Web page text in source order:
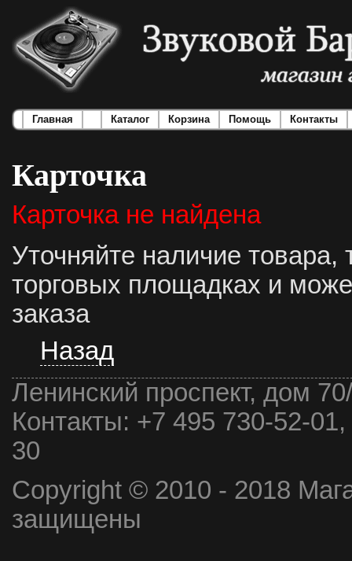
Главная Каталог Корзина Помощь Контакты
Карточка
Карточка не найдена
Уточняйте наличие товара,
торговых площадках и
заказа
Назад
Ленинский проспект, дом
Контакты: +7 495 730-52-
30
Copyright © 2010 - 2018
защищены